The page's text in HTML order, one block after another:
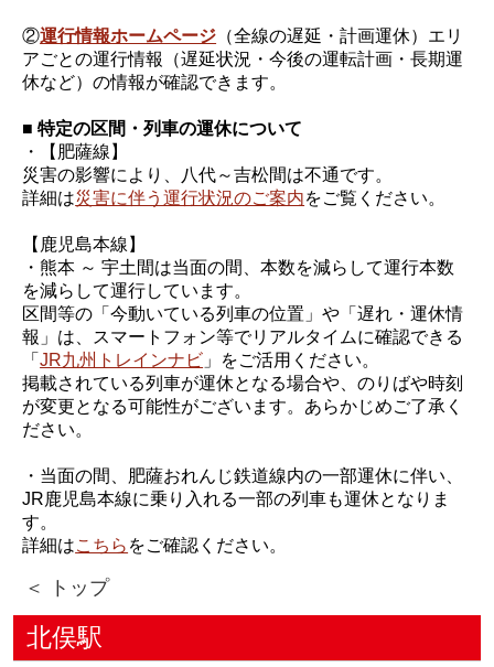
②運行情報ホームページ （全線の遅延・計画運休）エリ
アごとの運行情報（遅延状況・今後の運転計画・長期運
休など）の情報が確認できます。
■ 特定の区間・列車の運休について
・【肥薩線】
災害の影響により、八代～吉松間は不通です。
詳細は災害に伴う運行状況のご案内をご覧ください。
【鹿児島本線】
・熊本 ～ 宇土間は当面の間、本数を減らして運行本数
を減らして運行しています。
区間等の「今動いている列車の位置」や「遅れ・運休情
報」は、スマートフォン等でリアルタイムに確認できる
「JR九州トレインナビ 」をご活用ください。
掲載されている列車が運休となる場合や、のりばや時刻
が変更となる可能性がございます。あらかじめご了承く
ださい。
・当面の間、肥薩おれんじ鉄道線内の一部運休に伴い、
JR鹿児島本線に乗り入れる一部の列車も運休となりま
す。
詳細はこちら をご確認ください。
＜ トップ
北俣駅